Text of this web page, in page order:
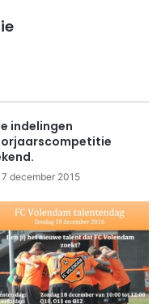
indelingen
december 2015